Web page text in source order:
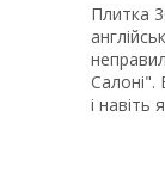
Плитка
Салоні".
і